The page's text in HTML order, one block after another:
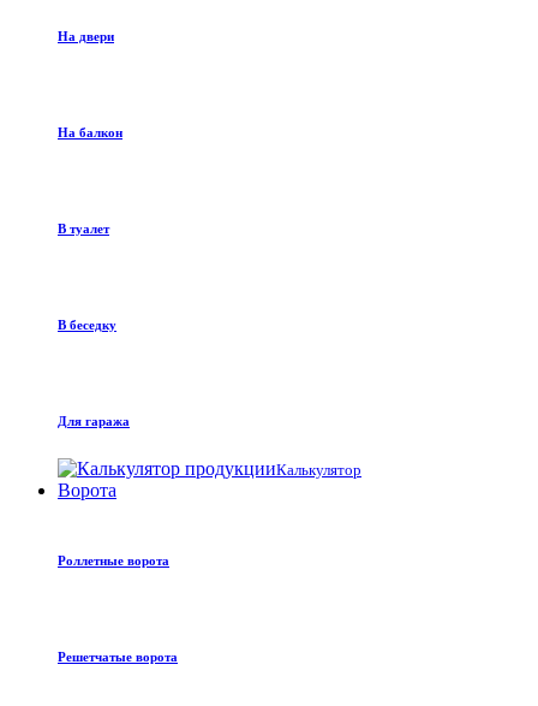
На двери
На балкон
В туалет
В беседку
Для гаража
Калькулятор
Ворота
Роллетные ворота
Решетчатые ворота